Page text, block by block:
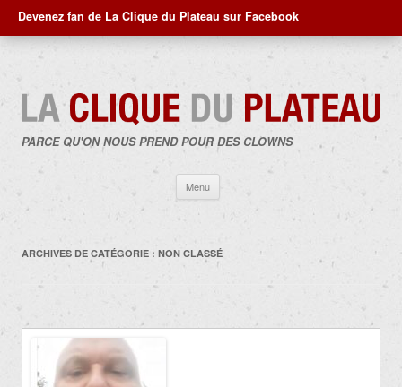
Devenez fan de La Clique du Plateau sur Facebook
PARCE QU'ON NOUS PREND POUR DES CLOWNS
Menu
contenu
ARCHIVES DE CATÉGORIE : NON CLASSÉ